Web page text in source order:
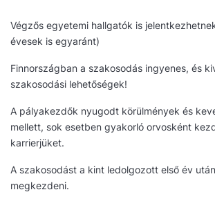
Végzős egyetemi hallgatók is
évesek is egyaránt)
Finnországban a szakosodás ingyenes, és
szakosodási lehetőségek!
A pályakezdők nyugodt körülmények és
mellett, sok esetben gyakorló orvosként
karrierjüket.
A szakosodást a kint ledolgozott első év
megkezdeni.